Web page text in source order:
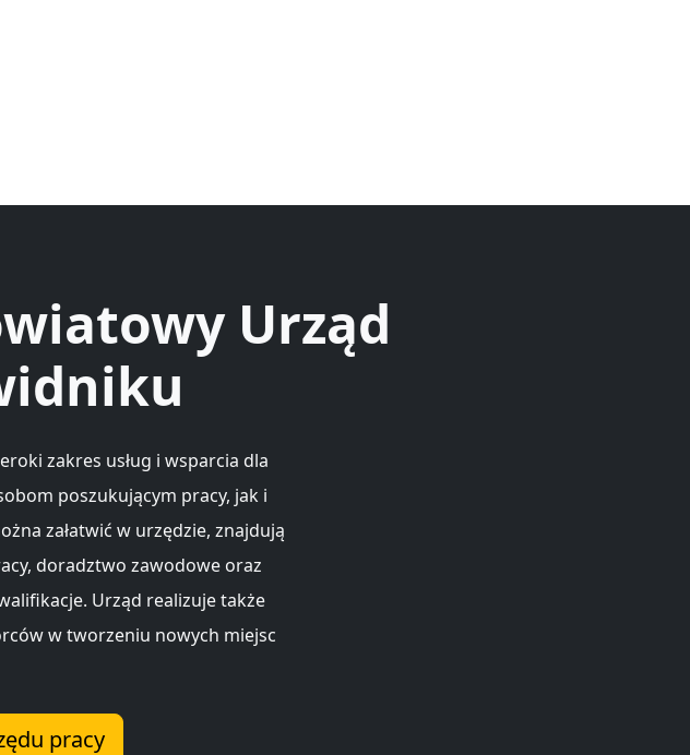
Urząd
zakres usług i wsparcia dla
poszukującym pracy, jak i
załatwić w urzędzie, znajdują
doradztwo zawodowe oraz
Urząd realizuje także
w tworzeniu nowych miejsc
pracy